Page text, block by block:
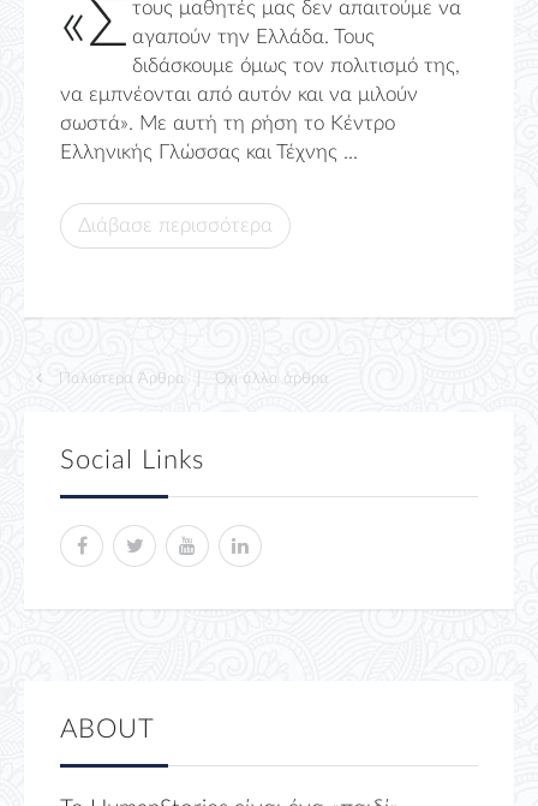
«Σ τους μαθητές μας δεν απαιτούμε να
αγαπούν την Ελλάδα. Τους
διδάσκουμε όμως τον πολιτισμό της,
να εμπνέονται από αυτόν και να μιλούν
σωστά». Με αυτή τη ρήση το Κέντρο
Ελληνικής Γλώσσας και Τέχνης ...
Διάβασε περισσότερα
Παλιότερα Άρθρα Όχι άλλα άρθρα
Social Links
ABOUT